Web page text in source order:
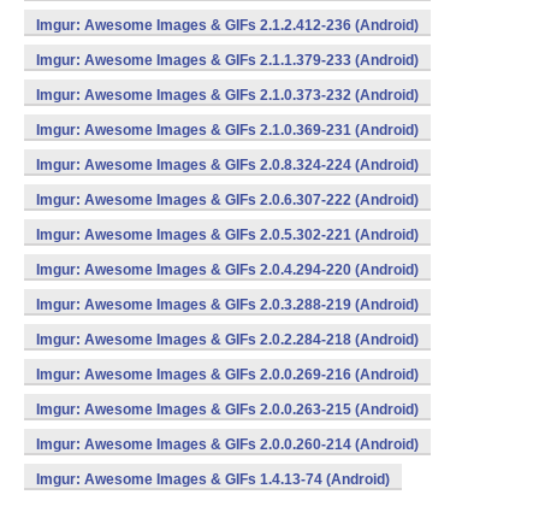
Imgur: Awesome Images & GIFs 2.1.2.412-236 (Android)
Imgur: Awesome Images & GIFs 2.1.1.379-233 (Android)
Imgur: Awesome Images & GIFs 2.1.0.373-232 (Android)
Imgur: Awesome Images & GIFs 2.1.0.369-231 (Android)
Imgur: Awesome Images & GIFs 2.0.8.324-224 (Android)
Imgur: Awesome Images & GIFs 2.0.6.307-222 (Android)
Imgur: Awesome Images & GIFs 2.0.5.302-221 (Android)
Imgur: Awesome Images & GIFs 2.0.4.294-220 (Android)
Imgur: Awesome Images & GIFs 2.0.3.288-219 (Android)
Imgur: Awesome Images & GIFs 2.0.2.284-218 (Android)
Imgur: Awesome Images & GIFs 2.0.0.269-216 (Android)
Imgur: Awesome Images & GIFs 2.0.0.263-215 (Android)
Imgur: Awesome Images & GIFs 2.0.0.260-214 (Android)
Imgur: Awesome Images & GIFs 1.4.13-74 (Android)